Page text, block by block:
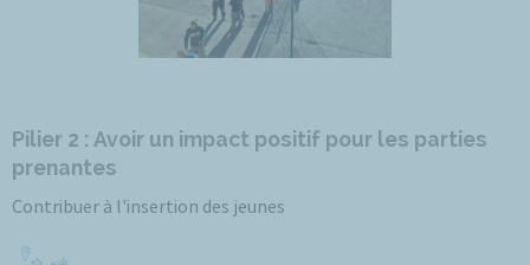
Pilier 2 : Avoir un impact positif pour les parties
prenantes
Contribuer à l'insertion des jeunes